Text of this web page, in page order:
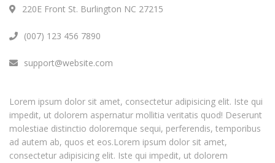
220E Front St. Burlington NC 27215
(007) 123 456 7890
support@website.com
Lorem ipsum dolor sit amet, consectetur adipisicing elit. Iste qui
impedit, ut dolorem aspernatur mollitia veritatis quod! Deserunt
molestiae distinctio doloremque sequi, perferendis, temporibus
ad autem ab, quos et eos.Lorem ipsum dolor sit amet,
consectetur adipisicing elit. Iste qui impedit, ut dolorem